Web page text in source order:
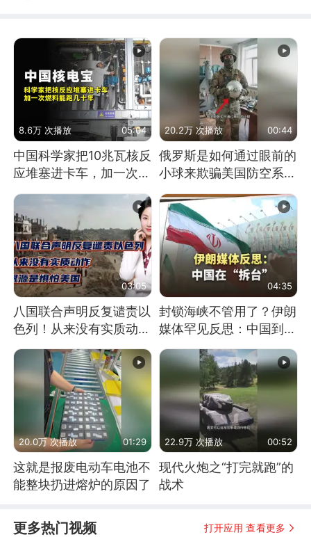
8.6万 次播放 05:04
中国科学家把10兆瓦核反
应堆塞进卡车，加一次燃
20.2万 次播放 00:44
俄罗斯是如何通过眼前的
小球来欺骗美国防空系统
03:05
八国联合声明反复谴责以
色列！从来没有实质动
作！根源是惧怕美国
04:35
封锁海峡不管用了？伊朗
媒体罕见反思：中国到底
是不是在"拆台"
20.0万 次播放 01:29
这就是报废电动车电池不
能整块扔进熔炉的原因了
22.9万 次播放 00:52
现代火炮之“打完就跑”的
战术
更多热门视频 打开应用 查看更多